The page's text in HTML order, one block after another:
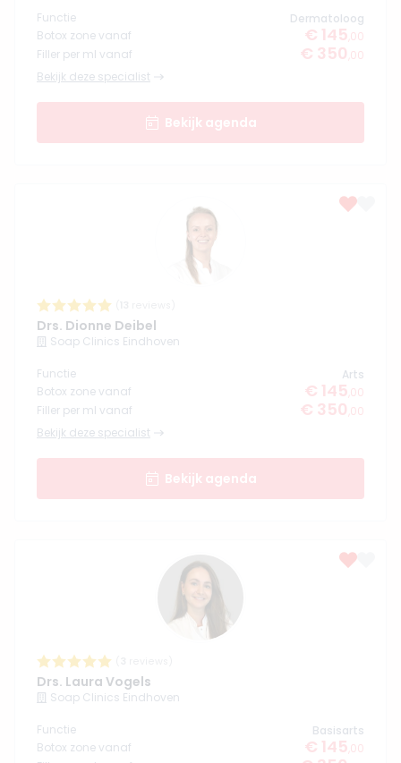
Functie
Dermatoloog
Botox zone vanaf
€ 145 ,00
Filler per ml vanaf
€ 350 ,00
Bekijk deze specialist
Bekijk agenda
Drs. Dionne Deibel
Soap Clinics Eindhoven
Functie
Arts
Botox zone vanaf
€ 145 ,00
Filler per ml vanaf
€ 350 ,00
Bekijk deze specialist
Bekijk agenda
Drs. Laura Vogels
Soap Clinics Eindhoven
Functie
Basisarts
Botox zone vanaf
€ 145 ,00